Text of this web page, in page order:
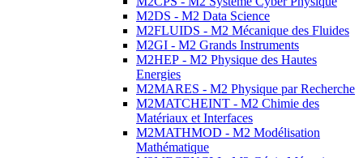
M2DS - M2 Data Science
M2FLUIDS - M2 Mécanique des Fluides
M2GI - M2 Grands Instruments
M2HEP - M2 Physique des Hautes
Energies
M2MARES - M2 Physique par Recherche
M2MATCHEINT - M2 Chimie des
Matériaux et Interfaces
M2MATHMOD - M2 Modélisation
Mathématique